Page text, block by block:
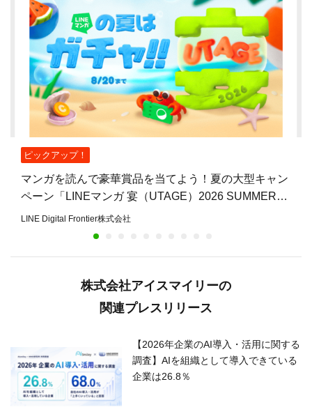
ピックアップ！
マンガを読んで豪華賞品を当てよう！夏の大型キャン
ペーン「LINEマンガ 宴（UTAGE）2026 SUMMER」
開催
LINE Digital Frontier株式会社
株式会社アイスマイリーの
関連プレスリリース
【2026年企業のAI導入・活用に関する
調査】AIを組織として導入できている
企業は26.8％